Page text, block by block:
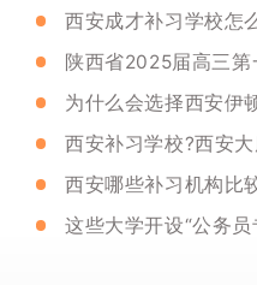
西安成才补习学校怎
陕西省2025届高三
为什么会选择西安伊
西安补习学校?西安
西安哪些补习机构比